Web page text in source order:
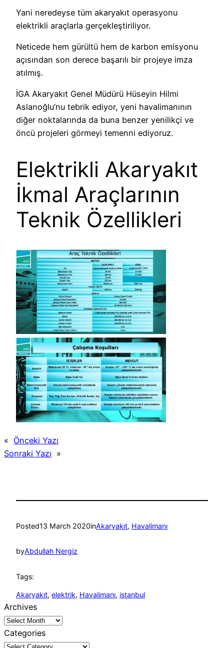
Yani neredeyse tüm akaryakıt operasyonu
elektrikli araçlarla gerçekleştiriliyor.
Neticede hem gürültü hem de karbon emisyonu
açısından son derece başarılı bir projeye imza
atılmış.
İGA Akaryakıt Genel Müdürü Hüseyin Hilmi
Aslanoğlu’nu tebrik ediyor, yeni havalimanının
diğer noktalarında da buna benzer yenilikçi ve
öncü projeleri görmeyi temenni ediyoruz.
Elektrikli Akaryakıt
İkmal Araçlarının
Teknik Özellikleri
« Önceki Yazı
Sonraki Yazı »
Posted13 March 2020inAkaryakıt, Havalimanı
byAbdullah Nergiz
Tags:
Akaryakıt, elektrik, Havalimanı, istanbul
Archives
Categories